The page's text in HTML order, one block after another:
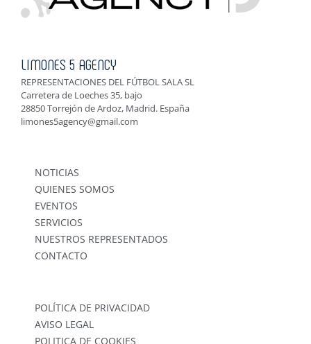
LIMONES 5 AGENCY
REPRESENTACIONES DEL FÚTBOL SALA SL
Carretera de Loeches 35, bajo
28850 Torrejón de Ardoz, Madrid. España
limones5agency@gmail.com
NOTICIAS
QUIENES SOMOS
EVENTOS
SERVICIOS
NUESTROS REPRESENTADOS
CONTACTO
POLÍTICA DE PRIVACIDAD
AVISO LEGAL
POLITICA DE COOKIES